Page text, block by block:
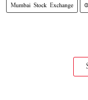
Mumbai Stock Exchange